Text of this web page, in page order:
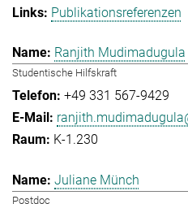
Publikationsreferenzen
Ranjith Mudimadugula
Studentische Hilfskraft
+49 331 567-9429
K-1.230
Juliane Münch
Postdoc